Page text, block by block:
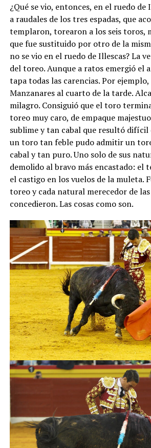
¿Qué se vio, entonces, en el ruedo de
a raudales de los tres espadas, que
templaron, torearon a los seis toros,
que fue sustituido por otro de la
no se vio en el ruedo de Illescas? La
del toreo. Aunque a ratos emergió el
tapa todas las carencias. Por ejemplo,
Manzanares al cuarto de la tarde.
milagro. Consiguió que el toro
toreo muy caro, de empaque
sublime y tan cabal que resultó difícil
un toro tan feble pudo admitir un
cabal y tan puro. Uno solo de sus
demolido al bravo más encastado: el
el castigo en los vuelos de la muleta.
toreo y cada natural merecedor de
concedieron. Las cosas como son.